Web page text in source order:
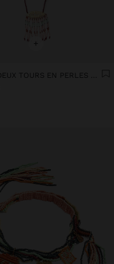
+
COLLIER DEUX TOURS EN PERLES DE ROCAILLE AVEC PENDENTIF